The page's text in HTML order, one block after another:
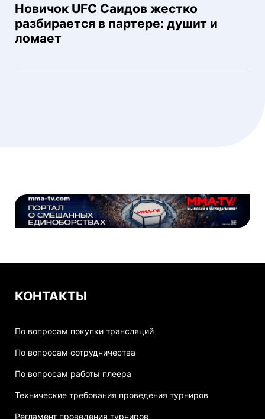
Новичок UFC Саидов жестко
разбирается в партере: душит и
ломает
КОНТАКТЫ
По вопросам покупки трансляций
По вопросам сотрудничества
По вопросам работы плеера
Технические требования проведения турниров
Регламент проведения турниров